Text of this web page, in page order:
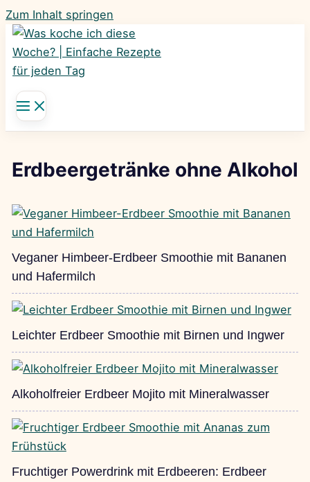
Zum Inhalt springen
Erdbeergetränke ohne Alkohol
Veganer Himbeer-Erdbeer Smoothie mit Bananen
und Hafermilch
Leichter Erdbeer Smoothie mit Birnen und Ingwer
Alkoholfreier Erdbeer Mojito mit Mineralwasser
Fruchtiger Powerdrink mit Erdbeeren: Erdbeer